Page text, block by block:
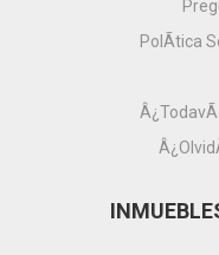
PolÃ­tica